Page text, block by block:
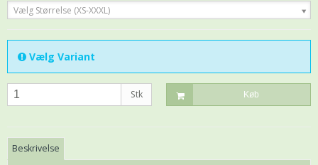
Vælg Størrelse (XS-XXXL)
Vælg Variant
Stk Køb
Beskrivelse